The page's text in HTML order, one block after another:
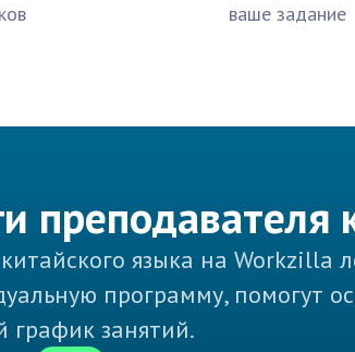
ваше задание
преподавателя
языка на Workzilla
программу, помогут
график занятий.